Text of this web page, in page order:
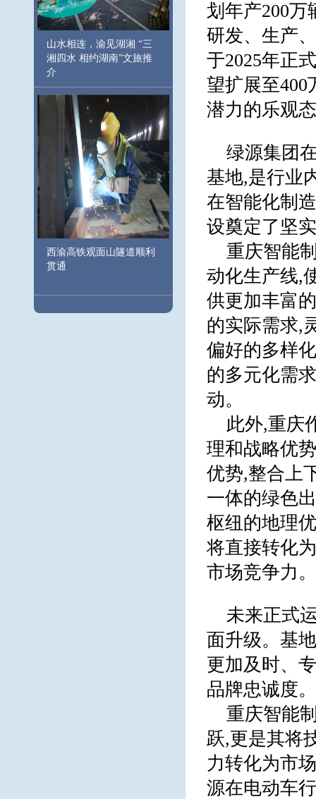
山水相连，渝见湖湘 “三
湘四水 相约湖南”文旅推
介
西渝高铁观面山隧道顺利
贯通
划年产200
研发、生产
于2025年正
望扩展至
潜力的乐观
绿源集团
基地,是行业
在智能化制
设奠定了坚
重庆智能
动化生产线,
供更加丰富
的实际需求,
偏好的多样
的多元化需
动。
此外,重庆
理和战略优
优势,整合上
一体的绿色
枢纽的地理
将直接转化
市场竞争力
未来正式
面升级。基
更加及时、
品牌忠诚度
重庆智能
跃,更是其将
力转化为市
源在电动车